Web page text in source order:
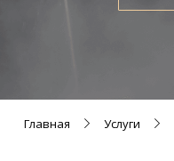
Главная Услуги